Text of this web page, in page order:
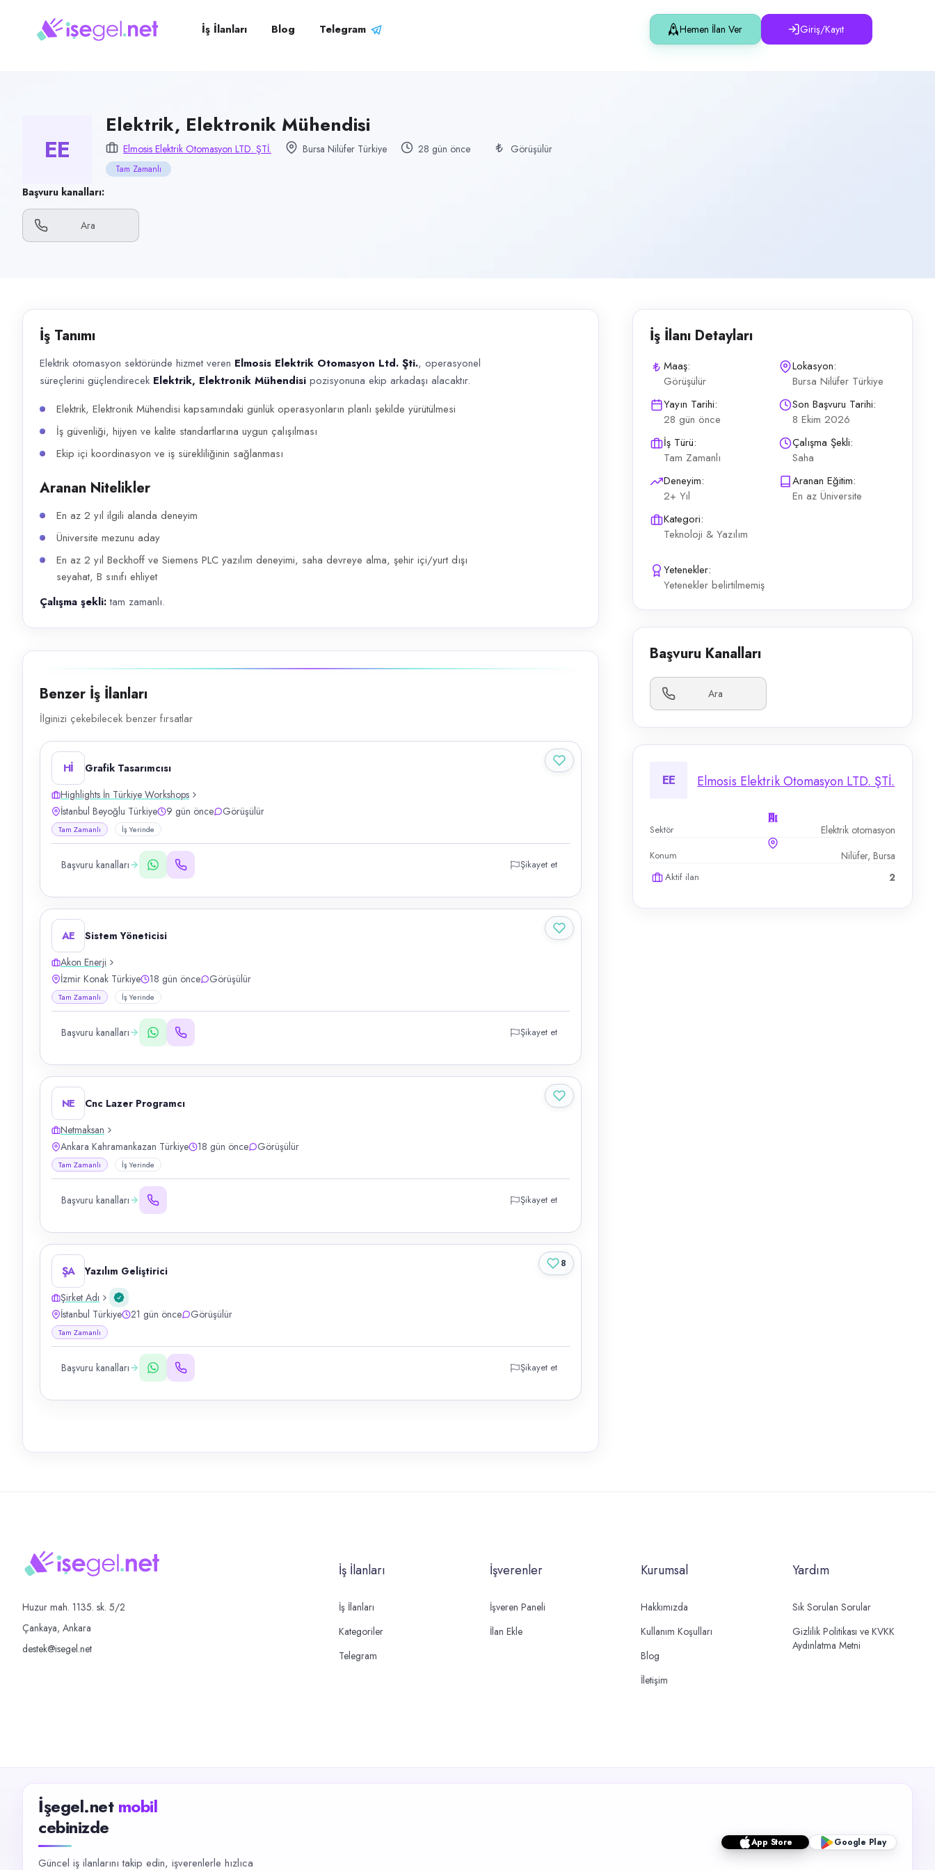
Elektrik, Elektronik Mühendisi
Nilüfer, Bursa
Çalışma şekli
Tam Zamanlı
Yayın tarihi
Başvuru kanalları
İlan açıklaması
Elektrik otomasyon sektöründe hizmet veren Elmosis Elektrik Otomasyon Ltd. Şti. , operasyonel süreçlerini güçlendirecek Elektrik, Elektronik Mühendisi pozisyonuna ekip arkadaşı alacaktır. Elektrik, Elektronik
İş İlanları Blog Telegram Hemen İlan Ver Giriş/Kayıt
EE
Elektrik, Elektronik Mühendisi
Elmosis Elektrik Otomasyon LTD. ŞTİ. Bursa Nilüfer Türkiye 28 gün önce Görüşülür
Tam Zamanlı
Başvuru kanalları:
Ara
İş Tanımı
Elektrik otomasyon sektöründe hizmet veren Elmosis Elektrik Otomasyon Ltd. Şti., operasyonel
süreçlerini güçlendirecek Elektrik, Elektronik Mühendisi pozisyonuna ekip arkadaşı alacaktır.
Elektrik, Elektronik Mühendisi kapsamındaki günlük operasyonların planlı şekilde yürütülmesi
İş güvenliği, hijyen ve kalite standartlarına uygun çalışılması
Ekip içi koordinasyon ve iş sürekliliğinin sağlanması
Aranan Nitelikler
En az 2 yıl ilgili alanda deneyim
Üniversite mezunu aday
En az 2 yıl Beckhoff ve Siemens PLC yazılım deneyimi, saha devreye alma, şehir içi/yurt dışı
seyahat, B sınıfı ehliyet
Çalışma şekli:tam zamanlı.
İş İlanı Detayları
Maaş:
Görüşülür
Lokasyon:
Bursa Nilüfer Türkiye
Yayın Tarihi:
28 gün önce
Son Başvuru Tarihi:
8 Ekim 2026
İş Türü:
Tam Zamanlı
Çalışma Şekli:
Saha
Deneyim:
2+ Yıl
Aranan Eğitim:
En az Üniversite
Kategori:
Teknoloji & Yazılım
Yetenekler:
Yetenekler belirtilmemiş
Başvuru Kanalları
Ara
EE Elmosis Elektrik Otomasyon LTD. ŞTİ.
Sektör Elektrik otomasyon
Konum Nilüfer, Bursa
Aktif ilan 2
Benzer İş İlanları
İlginizi çekebilecek benzer fırsatlar
Hİ
Grafik Tasarımcısı
Highlights İn Türkiye Workshops
İstanbul Beyoğlu Türkiye
9 gün önce Görüşülür
Tam Zamanlı İş Yerinde
Başvuru kanalları Şikayet et
AE
Sistem Yöneticisi
Akon Enerji
İzmir Konak Türkiye
18 gün önce Görüşülür
Tam Zamanlı İş Yerinde
Başvuru kanalları Şikayet et
NE
Cnc Lazer Programcı
Netmaksan
Ankara Kahramankazan Türkiye
18 gün önce Görüşülür
Tam Zamanlı İş Yerinde
Başvuru kanalları Şikayet et
ŞA
Yazılım Geliştirici
Şirket Adı
İstanbul Türkiye
21 gün önce Görüşülür
Tam Zamanlı
Başvuru kanalları Şikayet et
8
Huzur mah. 1135. sk. 5/2
Çankaya, Ankara
destek@isegel.net
İş İlanları
İş İlanları
Kategoriler
Telegram
İşverenler
İşveren Paneli
İlan Ekle
Kurumsal
Hakkımızda
Kullanım Koşulları
Blog
İletişim
Yardım
Sık Sorulan Sorular
Gizlilik Politikası ve KVKK
Aydınlatma Metni
İşegel.net mobil
cebinizde
Güncel iş ilanlarını takip edin, işverenlerle hızlıca
App Store Google Play